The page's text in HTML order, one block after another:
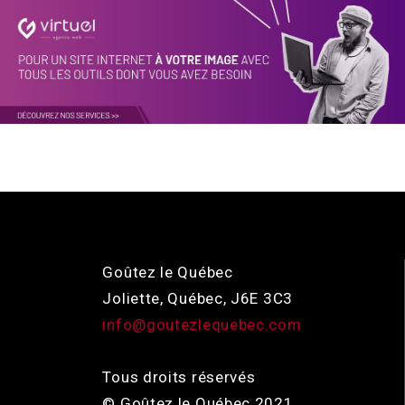
Goûtez le Québec
Joliette, Québec, J6E 3C3
info@goutezlequebec.com
Tous droits réservés